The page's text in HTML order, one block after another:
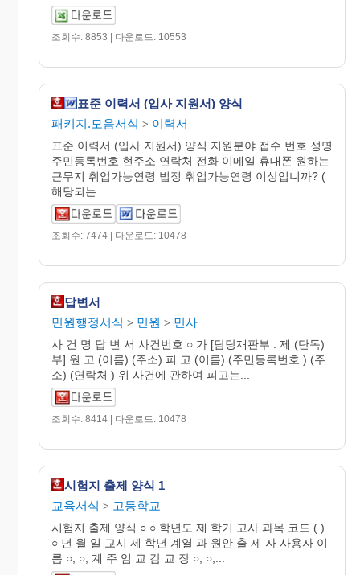
조회수: 8853 | 다운로드: 10553
표준 이력서 (입사 지원서) 양식
패키지.모음서식 > 이력서
표준 이력서 (입사 지원서) 양식 지원분야 접수 번호 성명
주민등록번호 현주소 연락처 전화 이메일 휴대폰 원하는
근무지 취업가능연령 법정 취업가능연령 이상입니까? (
해당되는...
조회수: 7474 | 다운로드: 10478
답변서
민원행정서식 > 민원 > 민사
사 건 명 답 변 서 사건번호 ○ 가 [담당재판부 : 제 (단독)
부] 원 고 (이름) (주소) 피 고 (이름) (주민등록번호 ) (주
소) (연락처 ) 위 사건에 관하여 피고는...
조회수: 8414 | 다운로드: 10478
시험지 출제 양식 1
교육서식 > 고등학교
시험지 출제 양식 ○ ○ 학년도 제 학기 고사 과목 코드 ( )
○ 년 월 일 교시 제 학년 계열 과 원안 출 제 자 사용자 이
름 ○; ○; 계 주 임 교 감 교 장 ○; ○;...